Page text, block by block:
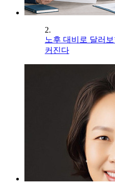
2.
노후 대비로 달러
커진다